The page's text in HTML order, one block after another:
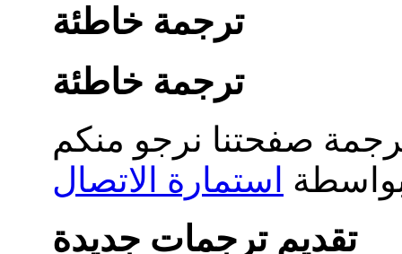
ترجمة خاطئة
ترجمة خاطئة
صفحتنا نرجو منكم
بواسطة
تقديم ترجمات جديدة